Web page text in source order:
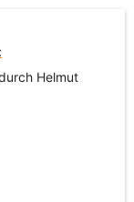
Helmut